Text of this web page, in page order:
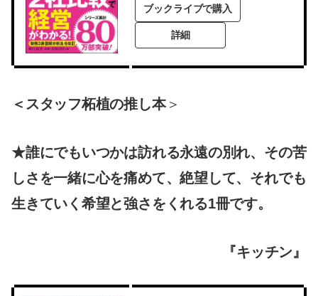
ブックライブで購入
詳細
＜スタッフ柘植の推し本＞
★誰にでもいつかは訪れる永遠の別れ、その苦
しさを一緒に心を痛めて、絶望して、それでも
生きていく希望と強さをくれる1冊です。
『キッチン』